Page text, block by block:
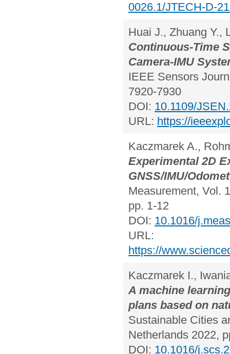
0026.1/JTECH-D-
Huai J., Zhuang Y.,
Continuous-Time
Camera-IMU
IEEE Sensors
7920-7930
DOI: 10.1109/
URL: https://
Kaczmarek A.,
Experimental 2D
GNSS/IMU/
Measurement, Vol.
pp. 1-12
DOI: 10.1016/
URL:
https://
Kaczmarek I.,
A machine
plans based on
Sustainable Cities
Netherlands 2022,
DOI: 10.1016/